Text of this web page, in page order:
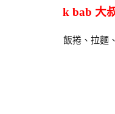
k bab 大
飯捲、拉麵